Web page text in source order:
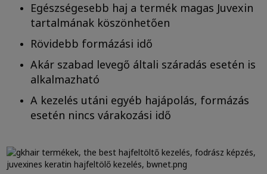
Egészségesebb haj a termék magas Juvexin
tartalmának köszönhetően
Rövidebb formázási idő
Akár szabad levegő általi száradás esetén is
alkalmazható
A kezelés utáni egyéb hajápolás, formázás
esetén nincs várakozási idő